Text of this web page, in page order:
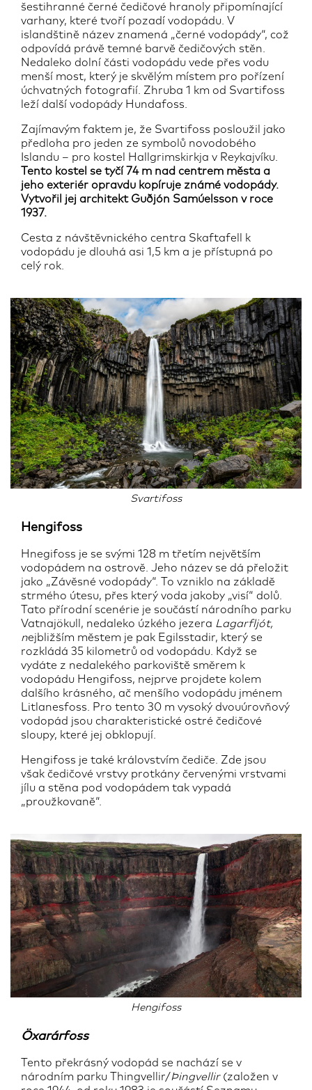
šestihranné černé čedičové hranoly připomínající
varhany, které tvoří pozadí vodopádu. V
islandštině název znamená „černé vodopády“, což
odpovídá právě temné barvě čedičových stěn.
Nedaleko dolní části vodopádu vede přes vodu
menší most, který je skvělým místem pro pořízení
úchvatných fotografií. Zhruba 1 km od Svartifoss
leží další vodopády Hundafoss.
Zajímavým faktem je, že Svartifoss posloužil jako
předloha pro jeden ze symbolů novodobého
Islandu – pro kostel Hallgrimskirkja v Reykajvíku.
Tento kostel se tyčí 74 m nad centrem města a
jeho exteriér opravdu kopíruje známé vodopády.
Vytvořil jej architekt Guðjón Samúelsson v roce
1937.
Cesta z návštěvnického centra Skaftafell k
vodopádu je dlouhá asi 1,5 km a je přístupná po
celý rok.
Svartifoss
Hengifoss
Hnegifoss je se svými 128 m třetím největším
vodopádem na ostrově. Jeho název se dá přeložit
jako „Závěsné vodopády“. To vzniklo na základě
strmého útesu, přes který voda jakoby „visí“ dolů.
Tato přírodní scenérie je součástí národního parku
Vatnajökull, nedaleko úzkého jezera Lagarfljót,
nejbližším městem je pak Egilsstadir, který se
rozkládá 35 kilometrů od vodopádu. Když se
vydáte z nedalekého parkoviště směrem k
vodopádu Hengifoss, nejprve projdete kolem
dalšího krásného, ač menšího vodopádu jménem
Litlanesfoss. Pro tento 30 m vysoký dvouúrovňový
vodopád jsou charakteristické ostré čedičové
sloupy, které jej obklopují.
Hengifoss je také královstvím čediče. Zde jsou
však čedičové vrstvy protkány červenými vrstvami
jílu a stěna pod vodopádem tak vypadá
„proužkovaně“.
Hengifoss
Öxarárfoss
Tento překrásný vodopád se nachází se v
národním parku Thingvellir/Þingvellir(založen v